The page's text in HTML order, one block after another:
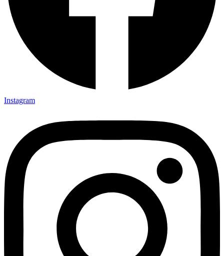
Instagram